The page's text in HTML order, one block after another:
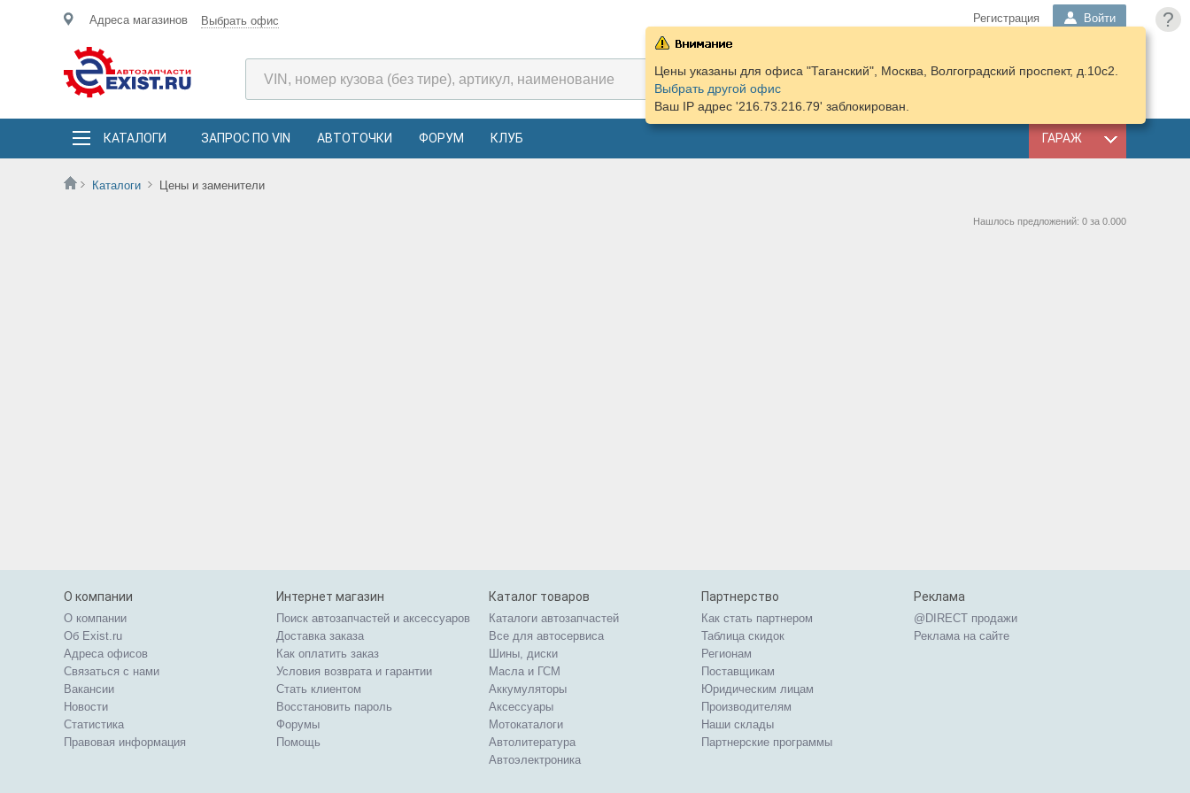
?
Адреса магазинов Выбрать офис Регистрация Войти
КОРЗИНА
ПОДОБРАТЬ
КАТАЛОГИ ЗАПРОС ПО VIN АВТОТОЧКИ ФОРУМ КЛУБ ГАРАЖ
Каталоги Цены и заменители
Цены указаны для офиса "Таганский", Москва, Волгоградский проспект, д.10с2.
Выбрать другой офис
Ваш IP адрес '216.73.216.79' заблокирован.
Нашлось предложений: 0 за 0.000
О компании
О компании
Об Exist.ru
Адреса офисов
Связаться с нами
Вакансии
Новости
Статистика
Правовая информация
Интернет магазин
Поиск автозапчастей и аксессуаров
Доставка заказа
Как оплатить заказ
Условия возврата и гарантии
Стать клиентом
Восстановить пароль
Форумы
Помощь
Каталог товаров
Каталоги автозапчастей
Все для автосервиса
Шины, диски
Масла и ГСМ
Аккумуляторы
Аксессуары
Мотокаталоги
Автолитература
Автоэлектроника
Партнерство
Как стать партнером
Таблица скидок
Регионам
Поставщикам
Юридическим лицам
Производителям
Наши склады
Партнерские программы
Реклама
@DIRECT продажи
Реклама на сайте